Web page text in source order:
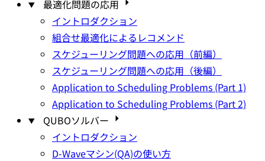
最適化問題の応用
イントロダクション
組合せ最適化によるレコメンド
スケジューリング問題への応用（前編）
スケジューリング問題への応用（後編）
Application to Scheduling Problems (Part 1)
Application to Scheduling Problems (Part 2)
QUBOソルバー
イントロダクション
D-Waveマシン(QA)の使い方